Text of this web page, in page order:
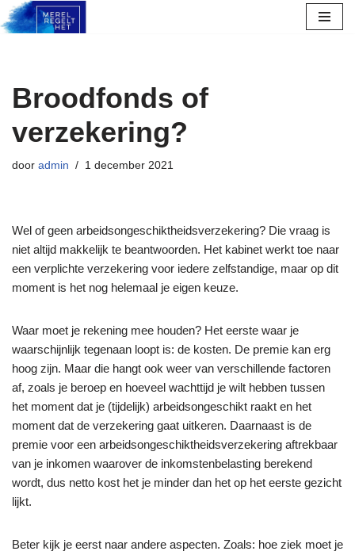
inhoud
Broodfonds of
verzekering?
door admin 1 december 2021
Wel of geen arbeidsongeschiktheidsverzekering? Die vraag is
niet altijd makkelijk te beantwoorden. Het kabinet werkt toe naar
een verplichte verzekering voor iedere zelfstandige, maar op dit
moment is het nog helemaal je eigen keuze.
Waar moet je rekening mee houden? Het eerste waar je
waarschijnlijk tegenaan loopt is: de kosten. De premie kan erg
hoog zijn. Maar die hangt ook weer van verschillende factoren
af, zoals je beroep en hoeveel wachttijd je wilt hebben tussen
het moment dat je (tijdelijk) arbeidsongeschikt raakt en het
moment dat de verzekering gaat uitkeren. Daarnaast is de
premie voor een arbeidsongeschiktheidsverzekering aftrekbaar
van je inkomen waarover de inkomstenbelasting berekend
wordt, dus netto kost het je minder dan het op het eerste gezicht
lijkt.
Beter kijk je eerst naar andere aspecten. Zoals: hoe ziek moet je